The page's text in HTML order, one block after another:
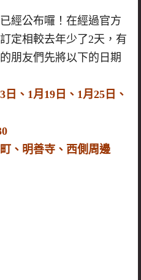
經公布囉！在經過官方
定相較去年少了2天，有
朋友們先將以下的日期
日、1月19日、1月25日、
、明善寺、西側周邊